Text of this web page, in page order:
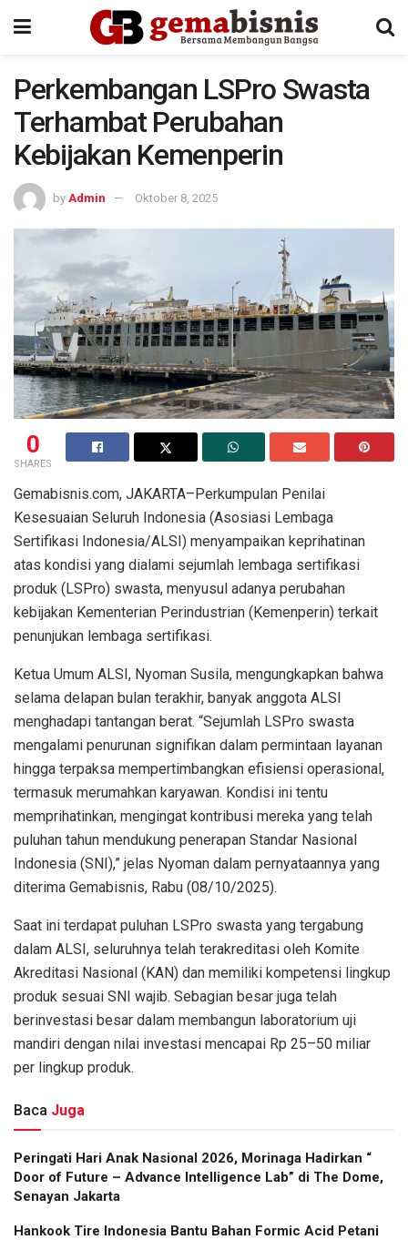
Perkembangan LSPro Swasta
Terhambat Perubahan
Kebijakan Kemenperin
by Admin Oktober 8, 2025
0
SHARES
Gemabisnis.com, JAKARTA–Perkumpulan Penilai
Kesesuaian Seluruh Indonesia (Asosiasi Lembaga
Sertifikasi Indonesia/ALSI) menyampaikan keprihatinan
atas kondisi yang dialami sejumlah lembaga sertifikasi
produk (LSPro) swasta, menyusul adanya perubahan
kebijakan Kementerian Perindustrian (Kemenperin) terkait
penunjukan lembaga sertifikasi.
Ketua Umum ALSI, Nyoman Susila, mengungkapkan bahwa
selama delapan bulan terakhir, banyak anggota ALSI
menghadapi tantangan berat. “Sejumlah LSPro swasta
mengalami penurunan signifikan dalam permintaan layanan
hingga terpaksa mempertimbangkan efisiensi operasional,
termasuk merumahkan karyawan. Kondisi ini tentu
memprihatinkan, mengingat kontribusi mereka yang telah
puluhan tahun mendukung penerapan Standar Nasional
Indonesia (SNI),” jelas Nyoman dalam pernyataannya yang
diterima Gemabisnis, Rabu (08/10/2025).
Saat ini terdapat puluhan LSPro swasta yang tergabung
dalam ALSI, seluruhnya telah terakreditasi oleh Komite
Akreditasi Nasional (KAN) dan memiliki kompetensi lingkup
produk sesuai SNI wajib. Sebagian besar juga telah
berinvestasi besar dalam membangun laboratorium uji
mandiri dengan nilai investasi mencapai Rp 25–50 miliar
per lingkup produk.
Baca Juga
Peringati Hari Anak Nasional 2026, Morinaga Hadirkan “
Door of Future – Advance Intelligence Lab” di The Dome,
Senayan Jakarta
Hankook Tire Indonesia Bantu Bahan Formic Acid Petani